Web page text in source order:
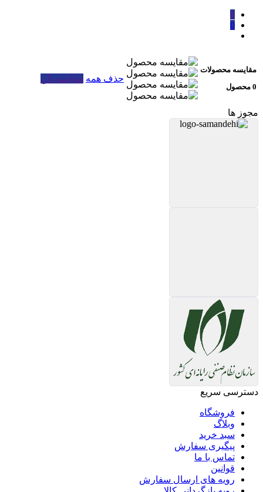
0
0
مقایسه محصولات
0 محصول
حذف همه مقایسه کن
مجوز ها
دسترسی سریع
فروشگاه
وبلاگ
سبد خرید
پیگیری سفارش
تماس با ما
قوانین
رویه های ارسال سفارش